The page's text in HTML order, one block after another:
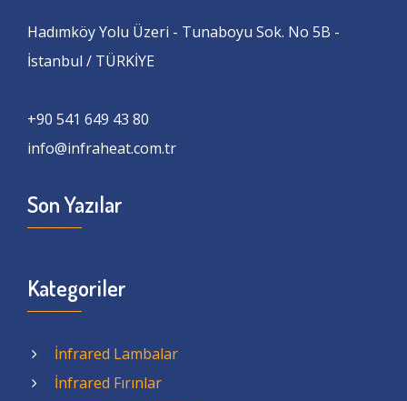
Hadımköy Yolu Üzeri - Tunaboyu Sok. No 5B -
İstanbul / TÜRKİYE
+90 541 649 43 80
info@infraheat.com.tr
Son Yazılar
Kategoriler
İnfrared Lambalar
İnfrared Fırınlar